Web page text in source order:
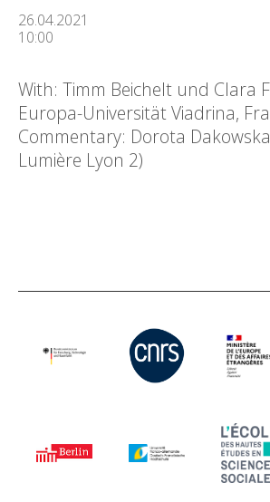
26.04.2021
10:00
With: Timm Beichelt und Clara
Europa-Universität Viadrina,
Commentary: Dorota
Lumière Lyon 2)